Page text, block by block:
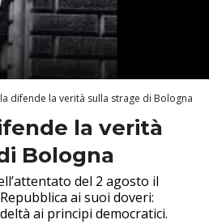
difende la verità sulla strage di Bologna
la verità
Bologna
del 2 agosto il
ai suoi doveri:
ai principi democratici.